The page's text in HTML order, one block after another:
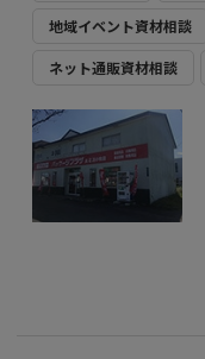
地域イベント資材相談
ネット通販資材相談